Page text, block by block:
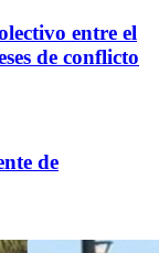
entre el
de conflicto
de